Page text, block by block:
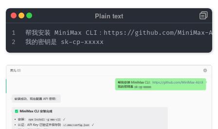
帮我安装 MiniMax CLI：https://github.com/MiniMax-